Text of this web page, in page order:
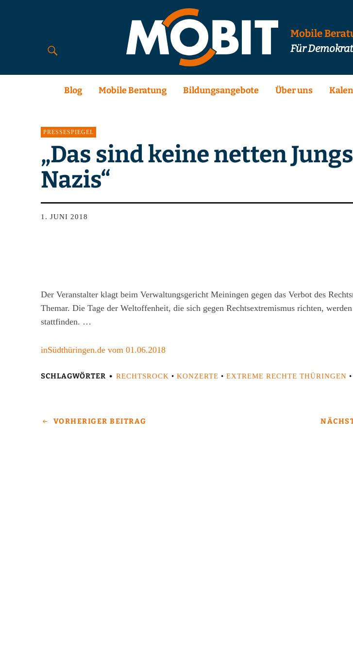
Mobile
Für
Blog Mobile Beratung Bildungsangebote Über uns
PRESSESPIEGEL
„Das sind keine netten
Nazis“
1. JUNI 2018
Der Veranstalter klagt beim Verwaltungsgericht Meiningen gegen das Verbot des
Themar. Die Tage der Weltoffenheit, die sich gegen Rechtsextremismus richten,
stattfinden. …
inSüdthüringen.de vom 01.06.2018
SCHLAGWÖRTER RECHTSROCK • KONZERTE • EXTREME RECHTE THÜRINGEN •
VORHERIGER BEITRAG